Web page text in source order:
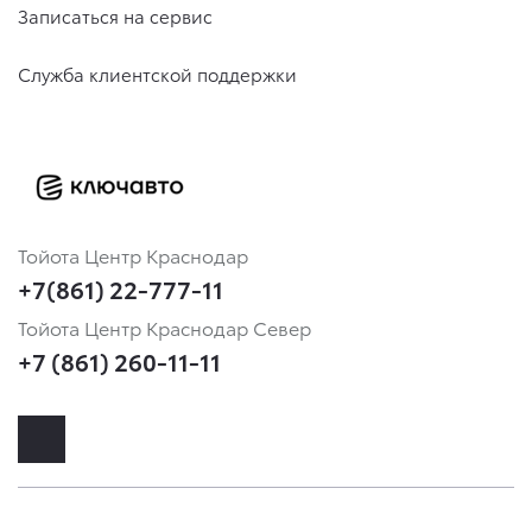
Записаться на сервис
Служба клиентской поддержки
Тойота Центр Краснодар
+7(861) 22-777-11
Тойота Центр Краснодар Север
+7 (861) 260-11-11